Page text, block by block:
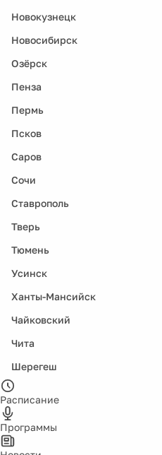
Новокузнецк
Новосибирск
Озёрск
Пенза
Пермь
Псков
Саров
Сочи
Ставрополь
Тверь
Тюмень
Усинск
Ханты-Мансийск
Чайковский
Чита
Шерегеш
Расписание
Программы